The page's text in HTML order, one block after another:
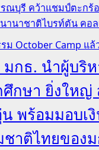
ณบุรี คว้าแชมป์ตะกร้
านาชาติไบรท์ตัน คอล
ม October Camp แล้
มกธ. นำผู้บริ
กษา ยิ่งใหญ่
น พร้อมมอบเ
าติไทยของ